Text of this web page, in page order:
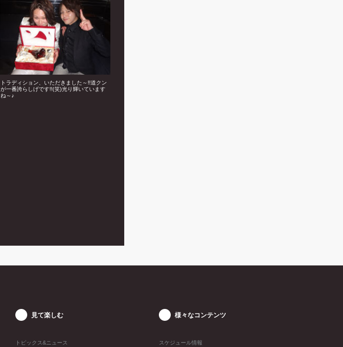
トラディション、いただきました～!!道クン
が一番誇らしげです!!(笑)光り輝いています
ね～♪
見て楽しむ
トピックス&ニュース
様々なコンテンツ
スケジュール情報